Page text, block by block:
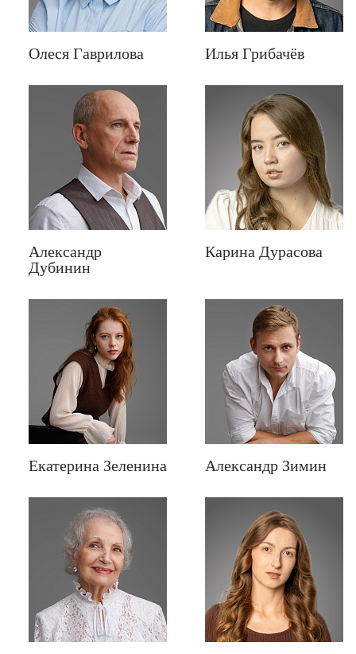
Олеся Гаврилова Илья Грибачёв
Александр
Дубинин
Карина Дурасова
Екатерина Зеленина Александр Зимин